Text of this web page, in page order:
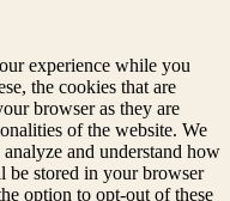
experience while you
the cookies that are
browser as they are
of the website. We
and understand how
be stored in your browser
option to opt-out of these